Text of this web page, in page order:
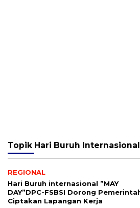
Topik Hari Buruh Internasional
REGIONAL
Hari Buruh internasional ”MAY
DAY”DPC-FSBSI Dorong
Ciptakan Lapangan Kerja